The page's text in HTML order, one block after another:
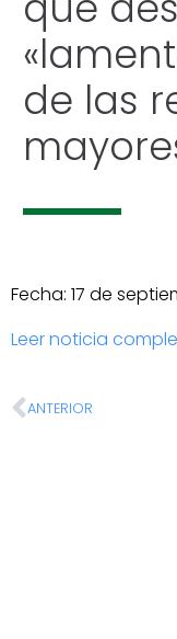
de las
Fecha: 17 de
Leer noticia
ANTERIOR